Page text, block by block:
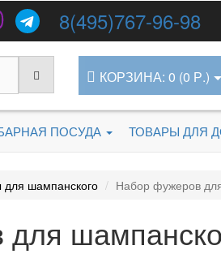
8(495)767-96-98
КОРЗИНА: 0 (0 Р.)
ПОСУДА ТОВАРЫ ДЛЯ
шампанского Набор фужеров